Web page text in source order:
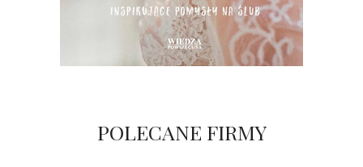
POLECANE FIRMY